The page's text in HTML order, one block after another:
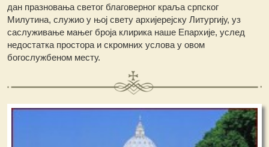
дан празновања светог благоверног краља српског
Милутина, служио у њој свету архијерејску Литургију, уз
саслуживање мањег броја клирика наше Епархије, услед
недостатка простора и скромних услова у овом
богослужбеном месту.